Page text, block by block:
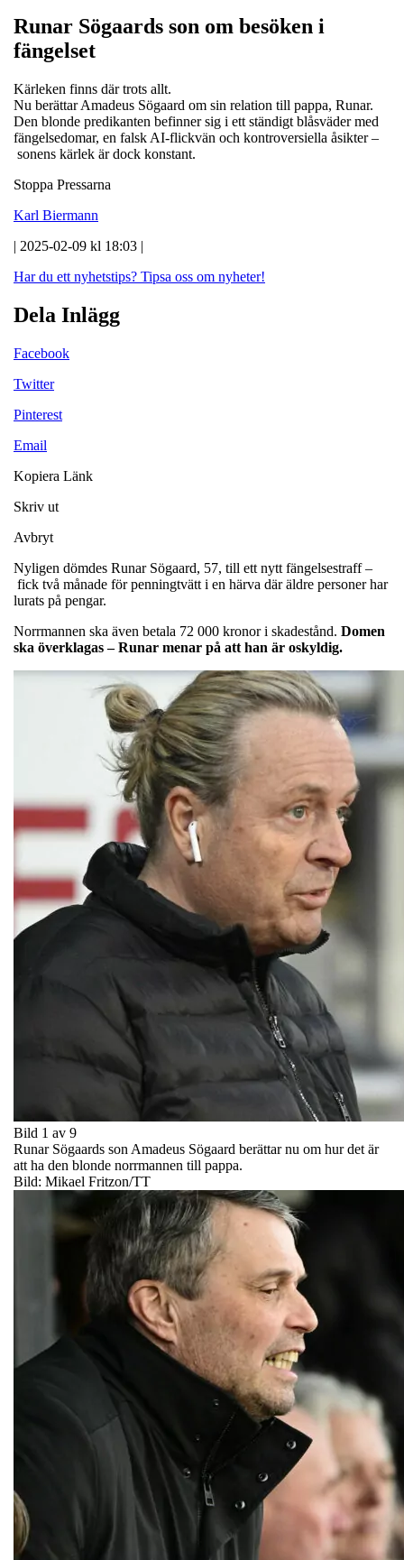
Runar Sögaards son om besöken i
fängelset
Kärleken finns där trots allt.
Nu berättar Amadeus Sögaard om sin relation till pappa, Runar.
Den blonde predikanten befinner sig i ett ständigt blåsväder med
fängelsedomar, en falsk AI-flickvän och kontroversiella åsikter –
sonens kärlek är dock konstant.
Stoppa Pressarna
Karl Biermann
| 2025-02-09 kl 18:03 |
Har du ett nyhetstips? Tipsa oss om nyheter!
Dela Inlägg
Facebook
Twitter
Pinterest
Email
Kopiera Länk
Skriv ut
Avbryt
Nyligen dömdes Runar Sögaard, 57, till ett nytt fängelsestraff –
fick två månade för penningtvätt i en härva där äldre personer har
lurats på pengar.
Norrmannen ska även betala 72 000 kronor i skadestånd. Domen
ska överklagas – Runar menar på att han är oskyldig.
Bild 1 av 9
Runar Sögaards son Amadeus Sögaard berättar nu om hur det är
att ha den blonde norrmannen till pappa.
Bild: Mikael Fritzon/TT